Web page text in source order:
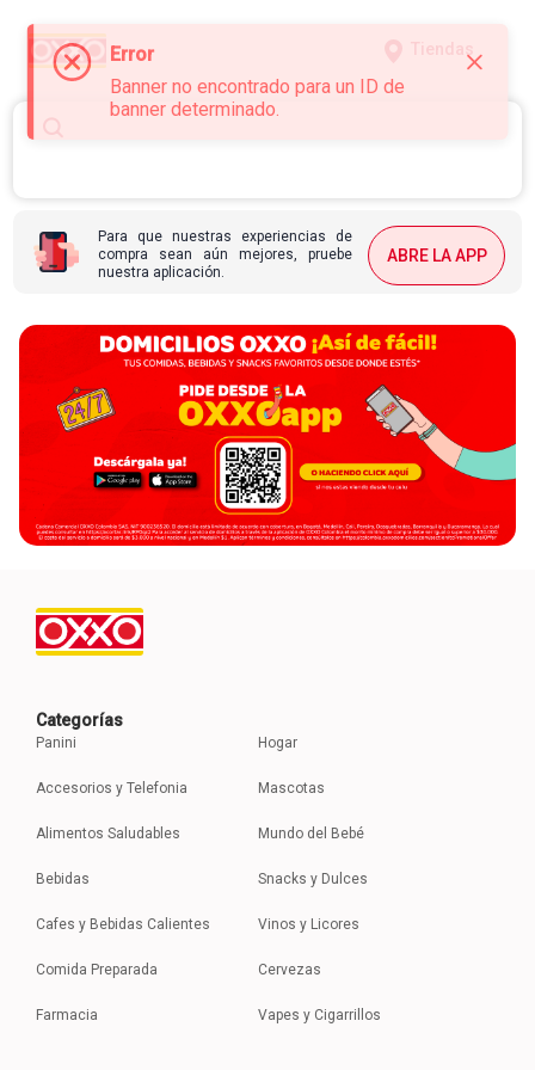
Error
Banner no encontrado para un ID de
banner determinado.
Tiendas
Para que nuestras experiencias de
compra sean aún mejores, pruebe
nuestra aplicación.
ABRE LA APP
Categorías
Panini
Accesorios y Telefonia
Alimentos Saludables
Bebidas
Cafes y Bebidas Calientes
Comida Preparada
Farmacia
Hogar
Mascotas
Mundo del Bebé
Snacks y Dulces
Vinos y Licores
Cervezas
Vapes y Cigarrillos